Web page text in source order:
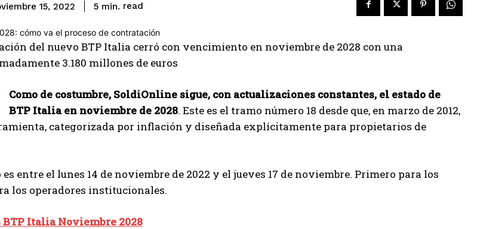
15, 2022 5 min. read
del nuevo BTP Italia cerró con vencimiento en noviembre de 2028 con una
3.180 millones de euros
Como de costumbre, SoldiOnline sigue, con actualizaciones constantes, el estado de
BTP Italia en noviembre de 2028. Este es el tramo número 18 desde que, en marzo de 2012,
categorizada por inflación y diseñada explícitamente para propietarios de
entre el lunes 14 de noviembre de 2022 y el jueves 17 de noviembre. Primero para los
los operadores institucionales.
BTP Italia Noviembre 2028